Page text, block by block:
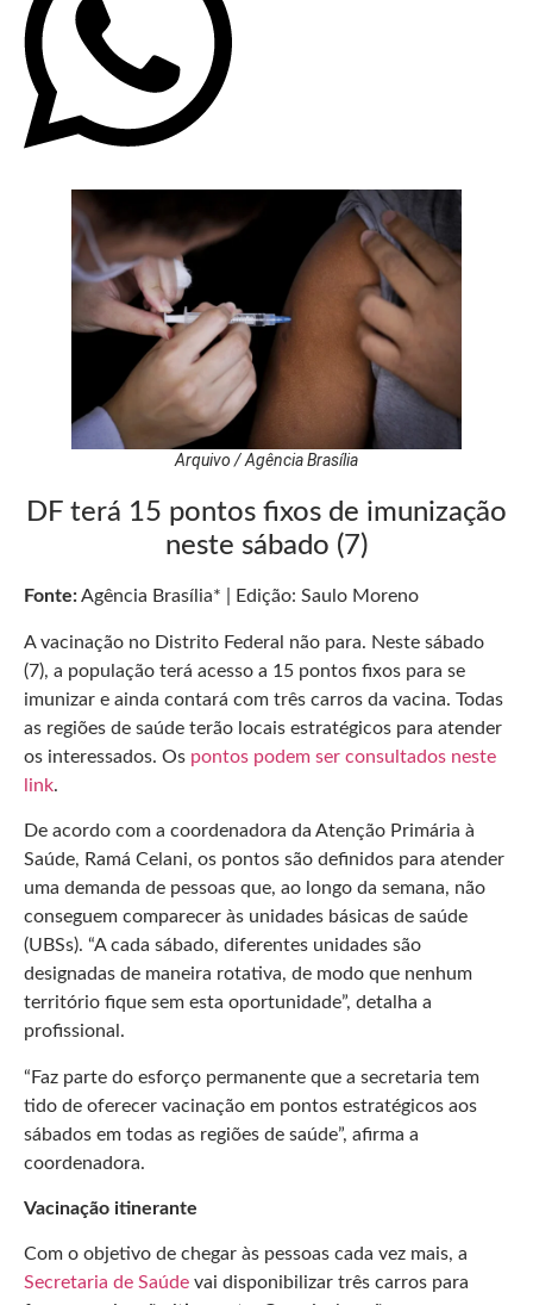
Arquivo / Agência Brasília
DF terá 15 pontos fixos de imunização
neste sábado (7)
Fonte:Agência Brasília* | Edição: Saulo Moreno
A vacinação no Distrito Federal não para. Neste sábado
(7), a população terá acesso a 15 pontos fixos para se
imunizar e ainda contará com três carros da vacina. Todas
as regiões de saúde terão locais estratégicos para atender
os interessados. Os pontos podem ser consultados neste
link.
De acordo com a coordenadora da Atenção Primária à
Saúde, Ramá Celani, os pontos são definidos para atender
uma demanda de pessoas que, ao longo da semana, não
conseguem comparecer às unidades básicas de saúde
(UBSs). “A cada sábado, diferentes unidades são
designadas de maneira rotativa, de modo que nenhum
território fique sem esta oportunidade”, detalha a
profissional.
“Faz parte do esforço permanente que a secretaria tem
tido de oferecer vacinação em pontos estratégicos aos
sábados em todas as regiões de saúde”, afirma a
coordenadora.
Vacinação itinerante
Com o objetivo de chegar às pessoas cada vez mais, a
Secretaria de Saúde vai disponibilizar três carros para